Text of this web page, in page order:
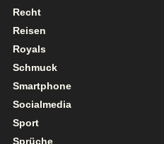
Recht
Reisen
Royals
Schmuck
Smartphone
Socialmedia
Sport
Sprüche